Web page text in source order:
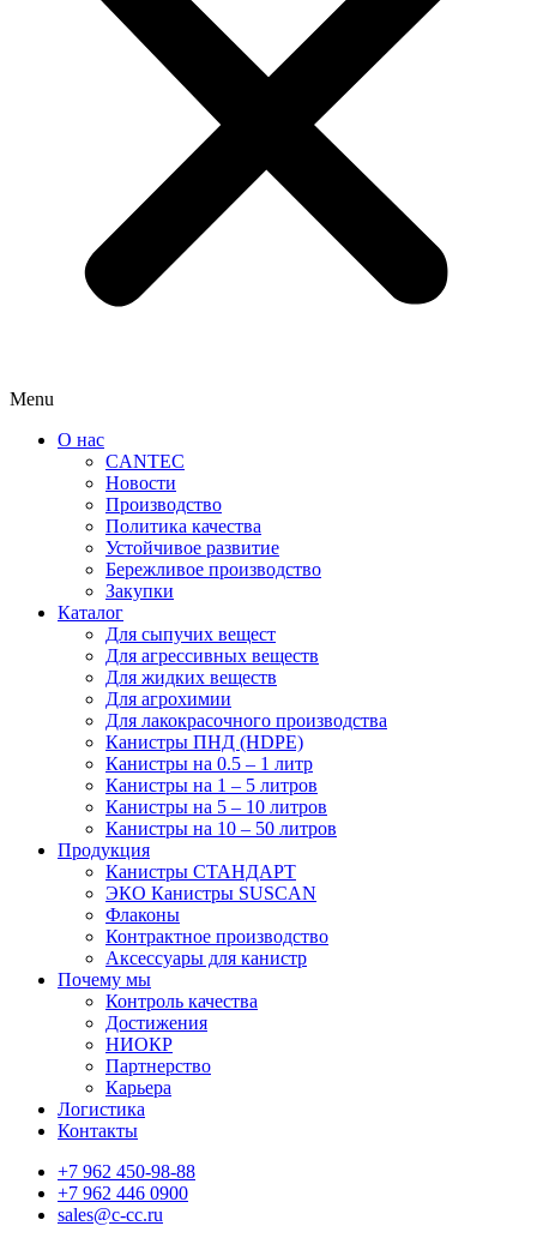
Menu
О нас
CANTEC
Новости
Производство
Политика качества
Устойчивое развитие
Бережливое производство
Закупки
Каталог
Для сыпучих вещест
Для агрессивных веществ
Для жидких веществ
Для агрохимии
Для лакокрасочного производства
Канистры ПНД (HDPE)
Канистры на 0.5 – 1 литр
Канистры на 1 – 5 литров
Канистры на 5 – 10 литров
Канистры на 10 – 50 литров
Продукция
Канистры СТАНДАРТ
ЭКО Канистры SUSCAN
Флаконы
Контрактное производство
Аксессуары для канистр
Почему мы
Контроль качества
Достижения
НИОКР
Партнерство
Карьера
Логистика
Контакты
+7 962 450-98-88
+7 962 446 0900
sales@c-cc.ru